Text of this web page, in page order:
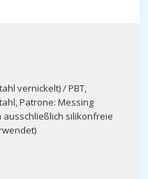
vernickelt) / PBT,
Patrone: Messing
silikonfreie